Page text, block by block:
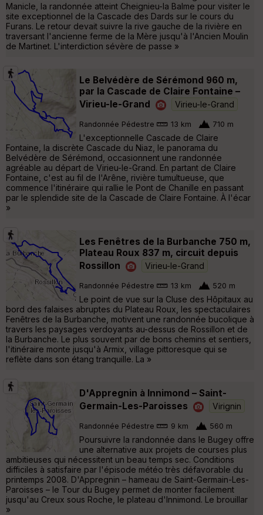
Manicle, la randonnée atteint Cheignieu-la Balme pour visiter le
site exceptionnel de la Cascade des Dards sur le cours du
Furans. Le retour devait suivre la rive gauche de la rivière en
traversant l'ancienne ferme de la Mère jusqu'à l'Ancien Moulin
de Martinet. L'interdiction sévère de passe »
Le Belvédère de Sérémond 960 m,
par la Cascade de Claire Fontaine –
Virieu-le-Grand
Virieu-le-Grand
Randonnée Pédestre 13 km 710 m
L'exceptionnelle Cascade de Claire
Fontaine, la discrète Cascade du Niaz, le panorama du
Belvédère de Sérémond, occasionnent une randonnée
agréable au départ de Virieu-le-Grand. En partant de Claire
Fontaine, c'est au fil de l'Arêne, rivière tumultueuse, que
commence l'itinéraire qui rallie le Pont de Chanille en passant
par le splendide site de la Cascade de Claire Fontaine. À l'écar
»
Les Fenêtres de la Burbanche 750 m,
Plateau Roux 837 m, circuit depuis
Rossillon
Virieu-le-Grand
Randonnée Pédestre 13 km 520 m
Le point de vue sur la Cluse des Hôpitaux au
bord des falaises abruptes du Plateau Roux, les spectaculaires
Fenêtres de la Burbanche, motivent une randonnée bucolique à
travers les paysages verdoyants au-dessus de Rossillon et de
la Burbanche. Le plus souvent par de bons chemins et sentiers,
l'itinéraire monte jusqu'à Armix, village pittoresque qui se
reflète dans son étang tranquille. La »
D'Appregnin à Innimond – Saint-
Germain-Les-Paroisses
Virignin
Randonnée Pédestre 9 km 560 m
Poursuivre la randonnée dans le Bugey offre
une alternative aux projets de courses plus
ambitieuses qui nécessitent un beau temps sec. Conditions
difficiles à satisfaire par l'épisode météo très défavorable du
printemps 2008. D'Appregnin – hameau de Saint-Germain-Les-
Paroisses – le Tour du Bugey permet de monter facilement
jusqu'au Creux sous Roche, le plateau d'Innimond. Le brouillar
»